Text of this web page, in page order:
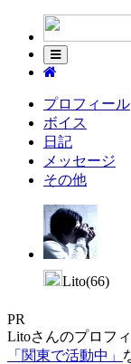
プロフィール
ボイス
日記
メッセージ
その他
Lito(66)
PR
Litoさんのプロフ
「関東で活動中」